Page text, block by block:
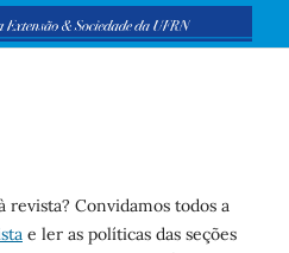
revista? Convidamos todos a
e ler as políticas das seções